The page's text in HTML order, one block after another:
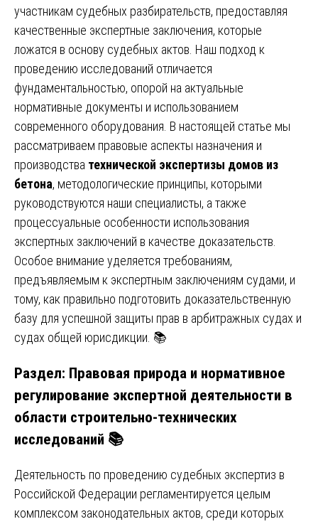
участникам судебных разбирательств, предоставляя
качественные экспертные заключения, которые
ложатся в основу судебных актов. Наш подход к
проведению исследований отличается
фундаментальностью, опорой на актуальные
нормативные документы и использованием
современного оборудования. В настоящей статье мы
рассматриваем правовые аспекты назначения и
производства технической экспертизы домов из
бетона, методологические принципы, которыми
руководствуются наши специалисты, а также
процессуальные особенности использования
экспертных заключений в качестве доказательств.
Особое внимание уделяется требованиям,
предъявляемым к экспертным заключениям судами, и
тому, как правильно подготовить доказательственную
базу для успешной защиты прав в арбитражных судах и
судах общей юрисдикции. 📚
Раздел: Правовая природа и нормативное
регулирование экспертной деятельности в
области строительно-технических
исследований 📚
Деятельность по проведению судебных экспертиз в
Российской Федерации регламентируется целым
комплексом законодательных актов, среди которых